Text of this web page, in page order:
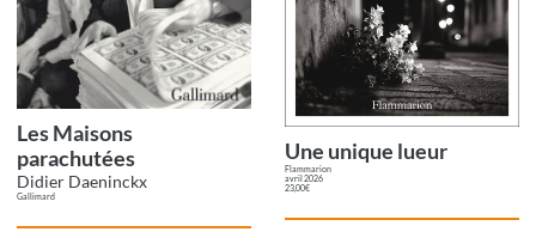
Les Maisons
parachutées
Didier Daeninckx
Gallimard
Une unique lueur
Flammarion
avril 2026
23,00€